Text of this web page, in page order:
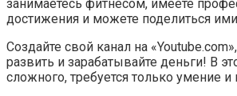
занимаетесь фитнесом, имеете
достижения и можете поделиться
Создайте свой канал на
развить и зарабатывайте деньги! В
сложного, требуется только умение